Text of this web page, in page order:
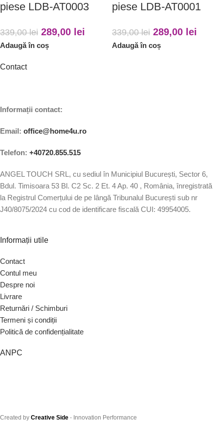
piese LDB-AT0003
339,00lei 289,00 lei
Adaugă în coș
piese LDB-AT0001
339,00lei 289,00 lei
Adaugă în coș
Contact
Informații contact:
Email: office@home4u.ro
Telefon: +40720.855.515
ANGEL TOUCH SRL, cu sediul în Municipiul București, Sector 6,
Bdul. Timisoara 53 Bl. C2 Sc. 2 Et. 4 Ap. 40 , România, înregistrată
la Registrul Comerțului de pe lângă Tribunalul București sub nr
J40/8075/2024 cu cod de identificare fiscală CUI: 49954005.
Informații utile
Contact
Contul meu
Despre noi
Livrare
Returnări / Schimburi
Termeni și condiții
Politică de confidențialitate
ANPC
Created by Creative Side - Innovation Performance